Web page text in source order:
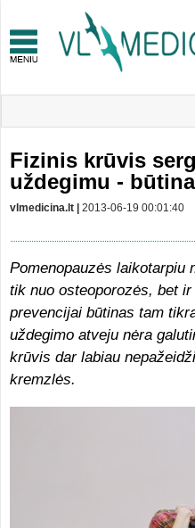
Fizinis krūvis
uždegimu -
vlmedicina.lt | 2013-06-19 00:01:40
Pomenopauzės laikotarpiu
tik nuo osteoporozės, bet
prevencijai būtinas tam
uždegimo atveju nėra
krūvis dar labiau
kremzlės.